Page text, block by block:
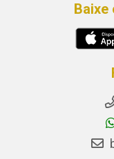
Baixe